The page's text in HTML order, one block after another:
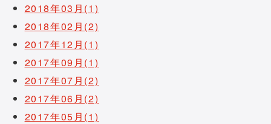
2018年03月(1)
2018年02月(2)
2017年12月(1)
2017年09月(1)
2017年07月(2)
2017年06月(2)
2017年05月(1)